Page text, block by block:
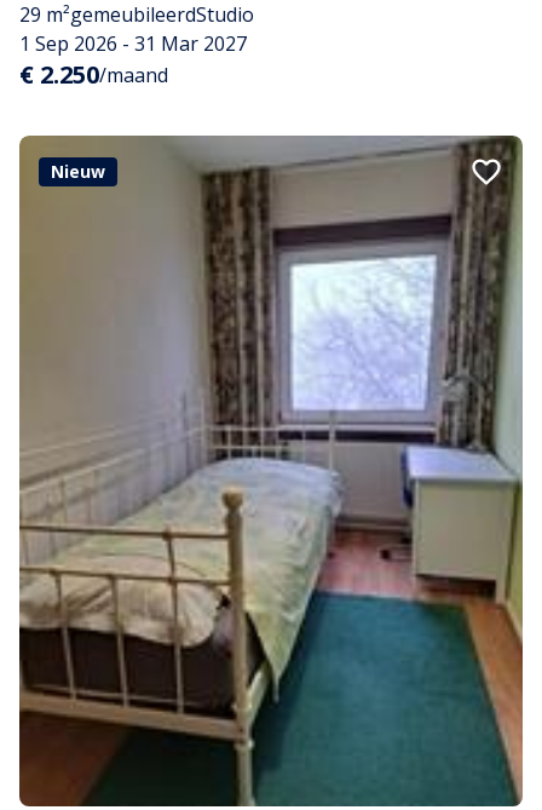
29 m²gemeubileerdStudio
1 Sep 2026 - 31 Mar 2027
€ 2.250/maand
Nieuw